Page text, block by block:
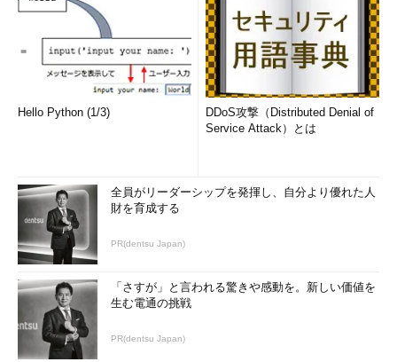
Hello Python (1/3)
DDoS攻撃（Distributed Denial of
Service Attack）とは
全員がリーダーシップを発揮し、自分より優れた人
財を育成する
PR(dentsu Japan)
「さすが」と言われる驚きや感動を。新しい価値を
生む電通の挑戦
PR(dentsu Japan)